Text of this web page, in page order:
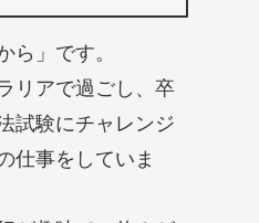
ら」です。
リアで過ごし、卒
試験にチャレンジ
仕事をしていま